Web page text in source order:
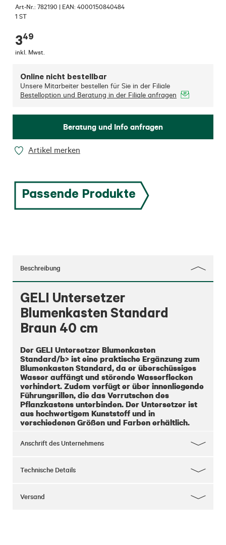
Art-Nr.: 782190 | EAN: 4000150840484
1 ST
349
inkl. Mwst.
Online nicht bestellbar
Unsere Mitarbeiter bestellen für Sie in der Filiale
Bestelloption und Beratung in der Filiale anfragen
Beratung und Info anfragen
Artikel merken
Passende Produkte
Beschreibung
GELI Untersetzer
Blumenkasten Standard
Braun 40 cm
Der GELI Untersetzer Blumenkasten
Standard/b> ist eine praktische Ergänzung zum
Blumenkasten Standard, da er überschüssiges
Wasser auffängt und störende Wasserflecken
verhindert. Zudem verfügt er über innenliegende
Führungsrillen, die das Verrutschen des
Pflanzkastens unterbinden. Der Untersetzer ist
aus hochwertigem Kunststoff und in
verschiedenen Größen und Farben erhältlich.
Anschrift des Unternehmens
Technische Details
Versand